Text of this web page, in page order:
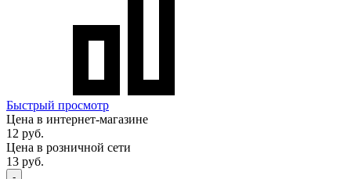
Быстрый просмотр
Цена в интернет-магазине
12 руб.
Цена в розничной сети
13 руб.